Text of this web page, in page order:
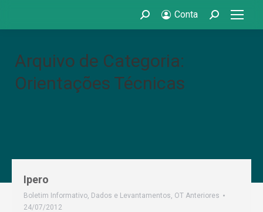
Search: Conta Search:
Arquivo de Categoria:
Orientações Técnicas
Ipero
Boletim Informativo, Dados e Levantamentos, OT Anteriores
24/07/2012